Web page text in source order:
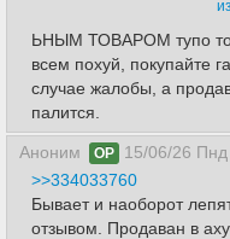
ЬНЫМ ТОВАРОМ тупо
всем похуй, покупайте
случае жалобы, а
палится.
Аноним OP 15/06/26
>>334033760
Бывает и наоборот
отзывом. Продаван в